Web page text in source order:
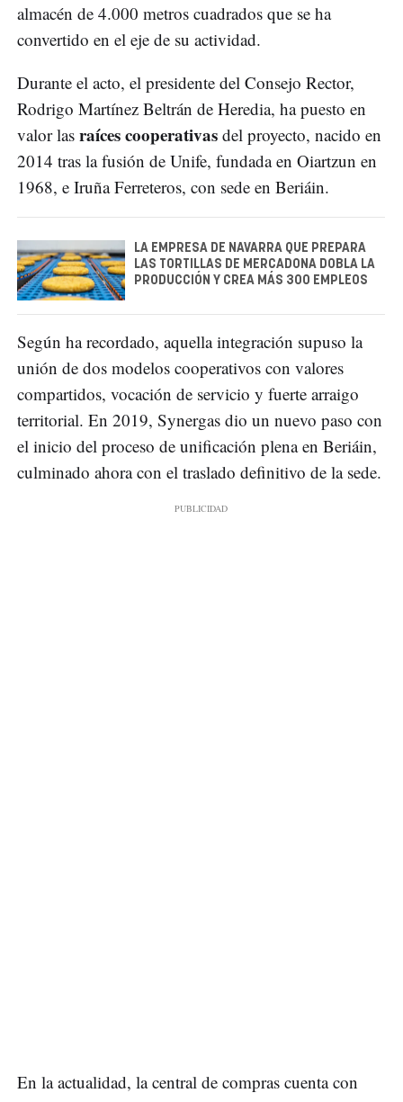
almacén de 4.000 metros cuadrados que se ha
convertido en el eje de su actividad.
Durante el acto, el presidente del Consejo Rector,
Rodrigo Martínez Beltrán de Heredia, ha puesto en
valor las raíces cooperativas del proyecto, nacido en
2014 tras la fusión de Unife, fundada en Oiartzun en
1968, e Iruña Ferreteros, con sede en Beriáin.
LA EMPRESA DE NAVARRA QUE PREPARA
LAS TORTILLAS DE MERCADONA DOBLA LA
PRODUCCIÓN Y CREA MÁS 300 EMPLEOS
Según ha recordado, aquella integración supuso la
unión de dos modelos cooperativos con valores
compartidos, vocación de servicio y fuerte arraigo
territorial. En 2019, Synergas dio un nuevo paso con
el inicio del proceso de unificación plena en Beriáin,
culminado ahora con el traslado definitivo de la sede.
En la actualidad, la central de compras cuenta con